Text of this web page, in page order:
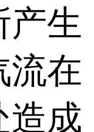
产生
流在
造成